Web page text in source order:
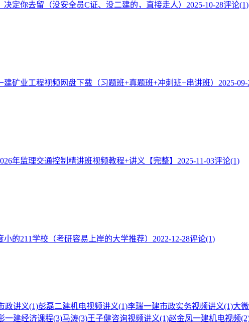
决定你去留（没安全员C证、没二建的，直接走人） 2025-10-28评论(1)
建矿业工程视频网盘下载（习题班+真题班+冲刺班+串讲班） 2025-09-
年监理交通控制精讲班视频教程+讲义【完整】 2025-11-03评论(1)
小的211学校（考研容易上岸的大学推荐） 2022-12-28评论(1)
政讲义(1)彭磊二建机电视频讲义(1)李瑞一建市政实务视频讲义(1)大微
一建经济课程(3)马涛(3)王子健咨询视频讲义(1)赵金凤一建机电视频